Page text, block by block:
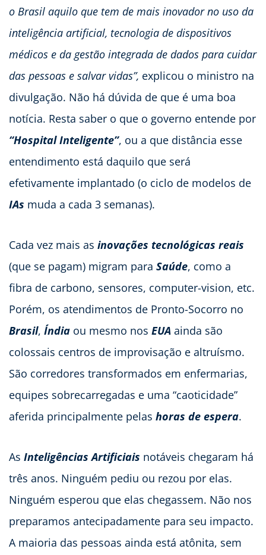
o Brasil aquilo que tem de mais inovador no uso da
inteligência artificial, tecnologia de dispositivos
médicos e da gestão integrada de dados para cuidar
das pessoas e salvar vidas”, explicou o ministro na
divulgação. Não há dúvida de que é uma boa
notícia. Resta saber o que o governo entende por
“Hospital Inteligente”, ou a que distância esse
entendimento está daquilo que será
efetivamente implantado (o ciclo de modelos de
IAs muda a cada 3 semanas).
Cada vez mais as inovações tecnológicas reais
(que se pagam) migram para Saúde, como a
fibra de carbono, sensores, computer-vision, etc.
Porém, os atendimentos de Pronto-Socorro no
Brasil, Índia ou mesmo nos EUA ainda são
colossais centros de improvisação e altruísmo.
São corredores transformados em enfermarias,
equipes sobrecarregadas e uma “caoticidade”
aferida principalmente pelas horas de espera.
As Inteligências Artificiais notáveis chegaram há
três anos. Ninguém pediu ou rezou por elas.
Ninguém esperou que elas chegassem. Não nos
preparamos antecipadamente para seu impacto.
A maioria das pessoas ainda está atônita, sem